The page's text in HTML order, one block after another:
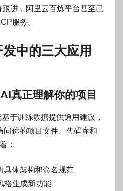
进，阿里云百炼平台甚至已
服务。
中的三大应用
真正理解你的项目
于训练数据提供通用建议，
问你的项目文件、代码库和
：
具体架构和命名规范
格生成新功能